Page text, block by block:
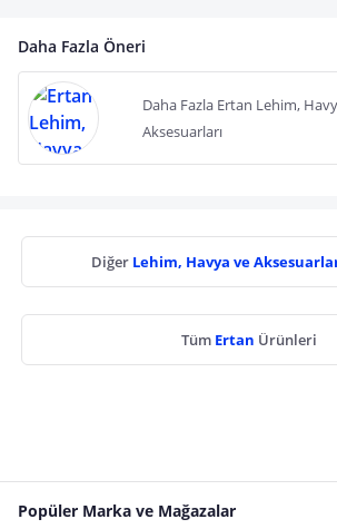
Daha Fazla Öneri
Daha Fazla Ertan Lehim,
Aksesuarları
Diğer Lehim, Havya ve
Tüm Ertan Ürünleri
Popüler Marka ve Mağazalar